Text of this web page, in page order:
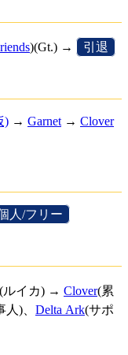
)(Gt.) → 引退
) → Garnet → Clover
人/フリー
(ルイカ) → Clover(累
)、 Delta Ark(サポ